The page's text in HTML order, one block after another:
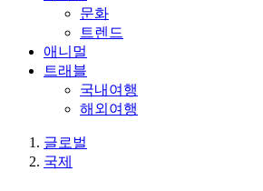
문화
트렌드
애니멀
트래블
국내여행
해외여행
글로벌
국제